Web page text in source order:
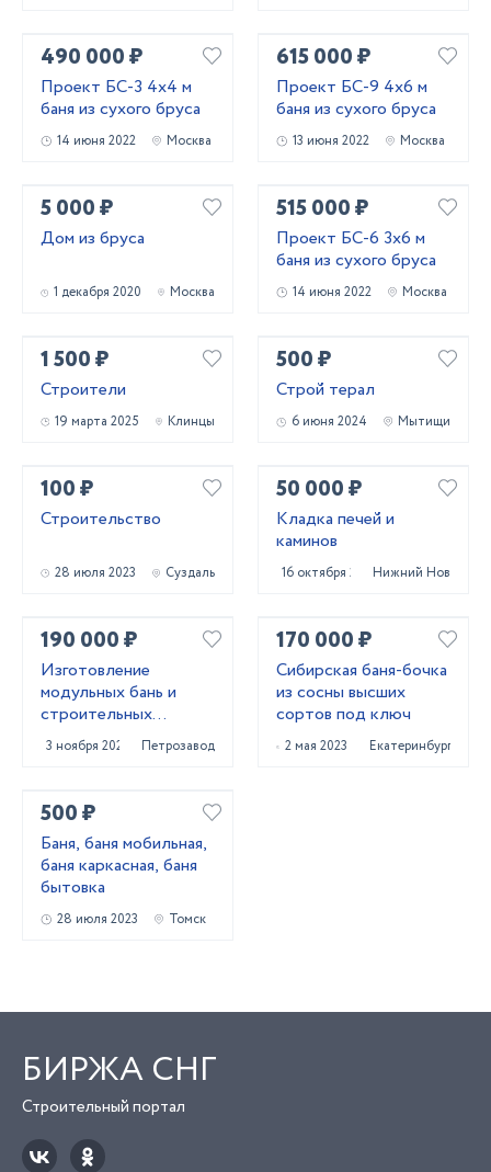
490 000 ₽
Проект БС-3 4х4 м
баня из сухого бруса
14 июня 2022 Москва
615 000 ₽
Проект БС-9 4х6 м
баня из сухого бруса
13 июня 2022 Москва
5 000 ₽
Дом из бруса
1 декабря 2020 Москва
515 000 ₽
Проект БС-6 3х6 м
баня из сухого бруса
14 июня 2022 Москва
1 500 ₽
Строители
19 марта 2025 Клинцы
500 ₽
Строй терал
6 июня 2024 Мытищи
100 ₽
Строительство
28 июля 2023 Суздаль
50 000 ₽
Кладка печей и
каминов
16 октября 2023Нижний Новгород
190 000 ₽
Изготовление
модульных бань и
строительных
бытовое
3 ноября 2023 Петрозаводск
170 000 ₽
Сибирская баня-бочка
из сосны высших
сортов под ключ
2 мая 2023 Екатеринбург
500 ₽
Баня, баня мобильная,
баня каркасная, баня
бытовка
28 июля 2023 Томск
БИРЖА СНГ
Строительный портал